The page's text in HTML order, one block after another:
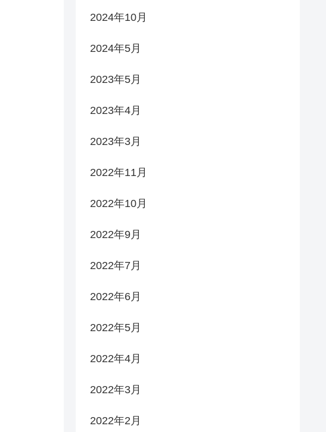
2024年10月
2024年5月
2023年5月
2023年4月
2023年3月
2022年11月
2022年10月
2022年9月
2022年7月
2022年6月
2022年5月
2022年4月
2022年3月
2022年2月